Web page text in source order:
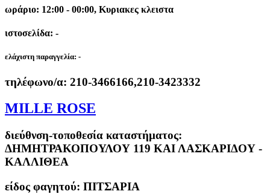
ωράριο: 12:00 - 00:00, Κυριακες κλειστα
ιστοσελίδα: -
ελάχιστη παραγγελία: -
τηλέφωνο/α: 210-3466166,210-3423332
MILLE ROSE
διεύθνση-τοποθεσία καταστήματος:
ΔΗΜΗΤΡΑΚΟΠΟΥΛΟΥ 119 ΚΑΙ ΛΑΣΚΑΡΙΔΟΥ -
ΚΑΛΛΙΘΕΑ
είδος φαγητού: ΠΙΤΣΑΡΙΑ